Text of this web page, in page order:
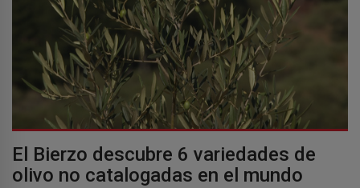
El Bierzo descubre 6 variedades de
olivo no catalogadas en el mundo